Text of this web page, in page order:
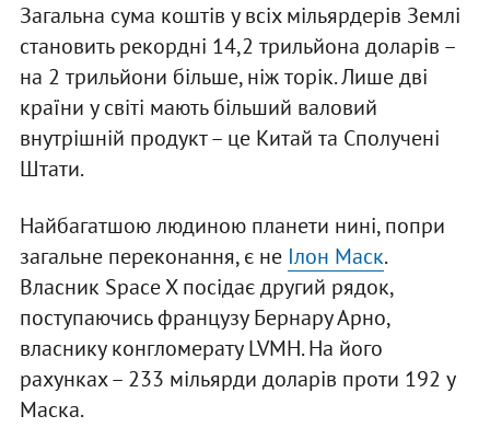
Загальна сума коштів у всіх мільярдерів Землі
становить рекордні 14,2 трильйона доларів –
на 2 трильйони більше, ніж торік. Лише дві
країни у світі мають більший валовий
внутрішній продукт – це Китай та Сполучені
Штати.
Найбагатшою людиною планети нині, попри
загальне переконання, є не Ілон Маск.
Власник Space X посідає другий рядок,
поступаючись французу Бернару Арно,
власнику конгломерату LVMH. На його
рахунках – 233 мільярди доларів проти 192 у
Маска.